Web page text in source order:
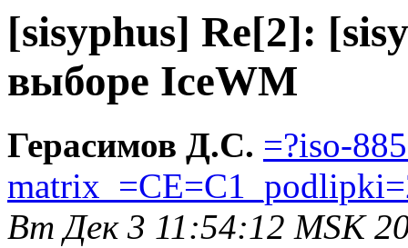
[sisyphus] Re[2]:
выборе IceWM
Герасимов Д.С. =?iso-
Вт Дек 3 11:54:12 MSK